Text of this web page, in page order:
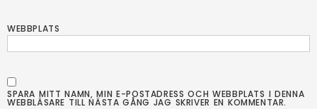
WEBBPLATS
SPARA MITT NAMN, MIN E-POSTADRESS OCH WEBBPLATS I DENNA
WEBBLÄSARE TILL NÄSTA GÅNG JAG SKRIVER EN KOMMENTAR.